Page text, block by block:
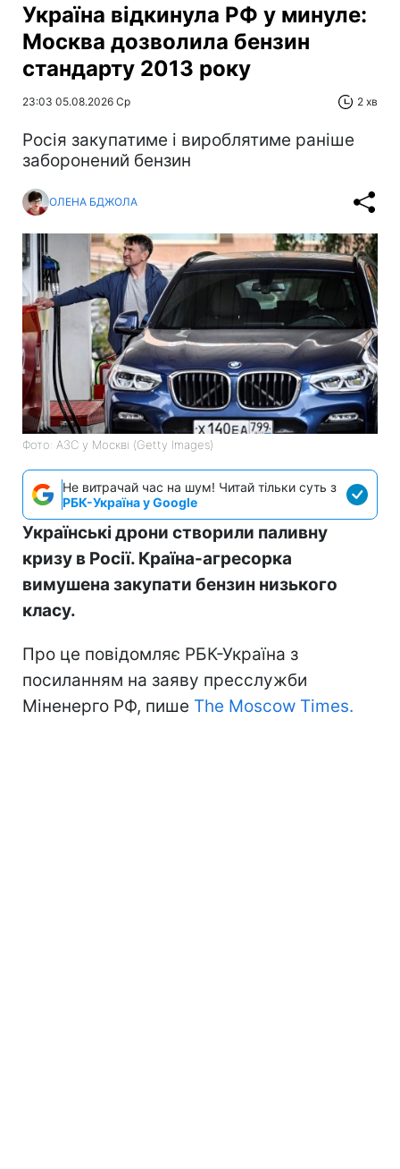
Україна відкинула РФ у минуле:
Москва дозволила бензин
стандарту 2013 року
23:03 05.08.2026 Ср 2 хв
Росія закупатиме і вироблятиме раніше
заборонений бензин
ОЛЕНА БДЖОЛА
Фото: АЗС у Москві (Getty Images)
Не витрачай час на шум! Читай тільки суть з
РБК-Україна у Google
Українські дрони створили паливну
кризу в Росії. Країна-агресорка
вимушена закупати бензин низького
класу.
Про це повідомляє РБК-Україна з
посиланням на заяву пресслужби
Міненерго РФ, пише The Moscow Times.